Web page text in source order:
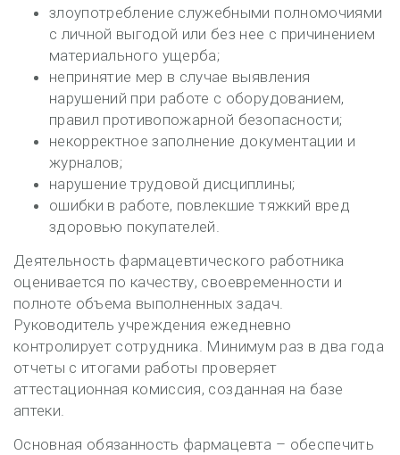
злоупотребление служебными полномочиями
с личной выгодой или без нее с причинением
материального ущерба;
непринятие мер в случае выявления
нарушений при работе с оборудованием,
правил противопожарной безопасности;
некорректное заполнение документации и
журналов;
нарушение трудовой дисциплины;
ошибки в работе, повлекшие тяжкий вред
здоровью покупателей.
Деятельность фармацевтического работника
оценивается по качеству, своевременности и
полноте объема выполненных задач.
Руководитель учреждения ежедневно
контролирует сотрудника. Минимум раз в два года
отчеты с итогами работы проверяет
аттестационная комиссия, созданная на базе
аптеки.
Основная обязанность фармацевта – обеспечить